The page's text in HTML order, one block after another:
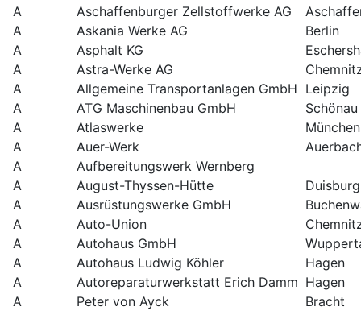
A
Aschaffenburger Zellstoffwerke AG
A
Askania Werke AG
Berlin
A
Asphalt KG
A
Astra-Werke AG
A
Allgemeine Transportanlagen GmbH Leipzig
A
ATG Maschinenbau GmbH
Schönau
A
Atlaswerke
München
A
Auer-Werk
A
Aufbereitungswerk Wernberg
A
August-Thyssen-Hütte
Duisburg
A
Ausrüstungswerke GmbH
A
Auto-Union
A
Autohaus GmbH
A
Autohaus Ludwig Köhler
Hagen
A
Autoreparaturwerkstatt Erich Damm Hagen
A
Peter von Ayck
Bracht